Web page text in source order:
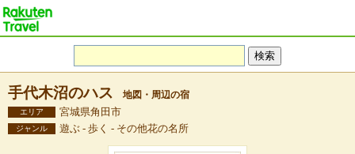
手代木沼のハス 地図・周辺の宿
エリア 宮城県角田市
ジャンル 遊ぶ - 歩く - その他花の名所